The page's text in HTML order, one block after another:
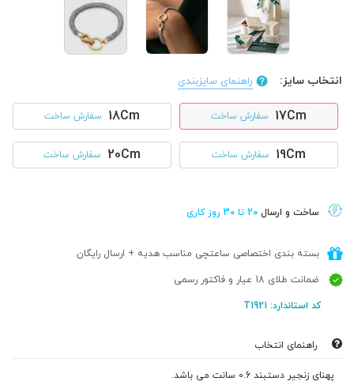
انتخاب سایز: راهنمای سایزبندی
17Cm سفارش ساخت 18Cm سفارش ساخت
19Cm سفارش ساخت 20Cm سفارش ساخت
ساخت و ارسال 20 تا 30 روز کاری
بسته بندی اختصاصی ساعتچی مناسب هدیه + ارسال رایگان
ضمانت طلای 18 عیار و فاکتور رسمی
کد استاندارد: T1921
راهنمای انتخاب
پهنای زنجیر دستبند 0.6 سانت می باشد.